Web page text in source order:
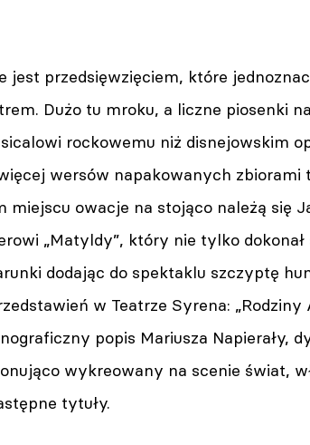
jest przedsięwzięciem, które
Dużo tu mroku, a liczne piosenki
rockowemu niż disnejowskim
wersów napakowanych zbiorami
miejscu owacje na stojąco należą się
„Matyldy”, który nie tylko dokonał
dodając do spektaklu szczyptę
w Teatrze Syrena: „Rodziny
popis Mariusza Napierały,
wykreowany na scenie świat,
tytuły.